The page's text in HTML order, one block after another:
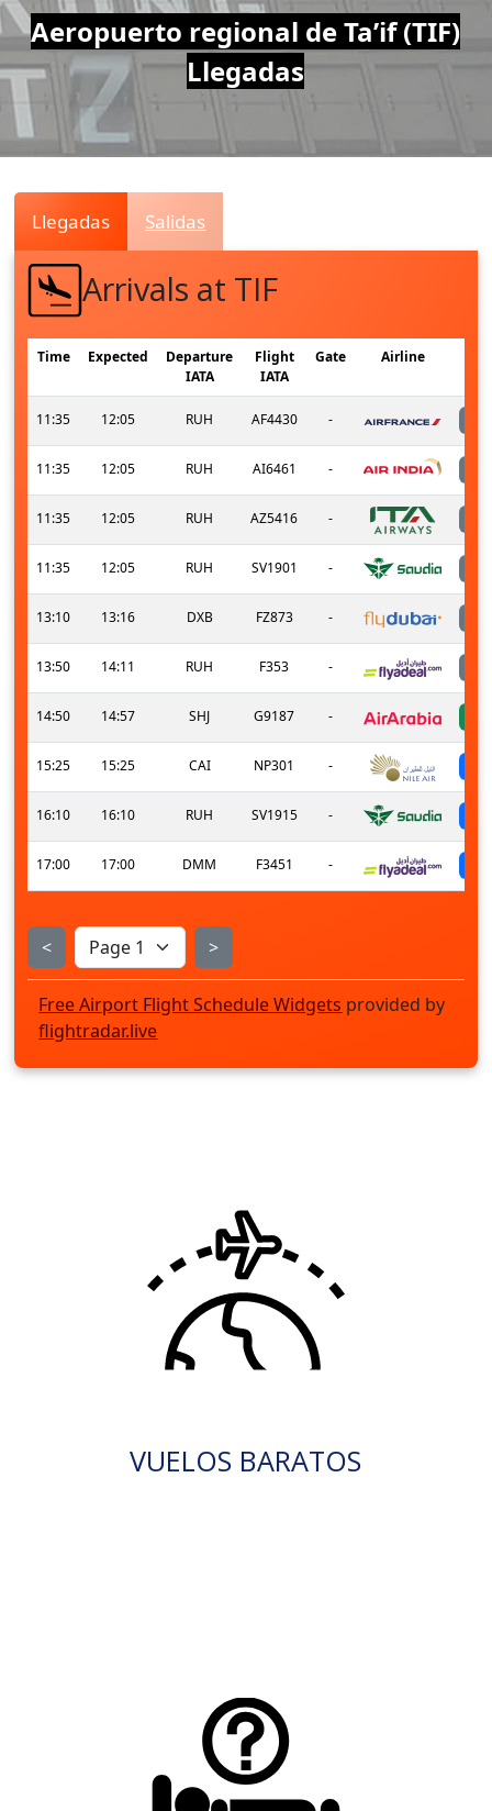
Air
Traffic
Live
Aeropuerto regional de Ta’if (TIF)
Llegadas
Llegadas Salidas
Arrivals at TIF
Time Expected
Departure
IATA
Flight
IATA
Gate Airline
11:35 12:05 RUH AF4430 -
11:35 12:05 RUH AI6461 -
11:35 12:05 RUH AZ5416 -
11:35 12:05 RUH SV1901 -
13:10 13:16 DXB FZ873 -
13:50 14:11 RUH F353 -
14:50 14:57 SHJ G9187 -
15:25 15:25 CAI NP301 -
16:10 16:10 RUH SV1915 -
17:00 17:00 DMM F3451 -
< >
Free Airport Flight Schedule Widgets provided by
flightradar.live
VUELOS BARATOS